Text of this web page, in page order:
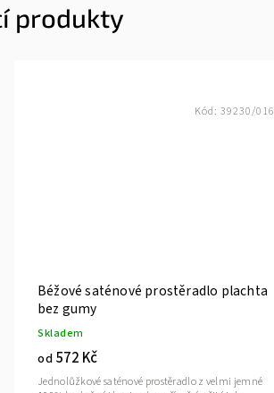
produkty
Béžové saténové prostěradlo plachta
bez gumy
Skladem
od 572 Kč
Jednolůžkové saténové prostěradlo z velmi jemné
Kód: 39230/016